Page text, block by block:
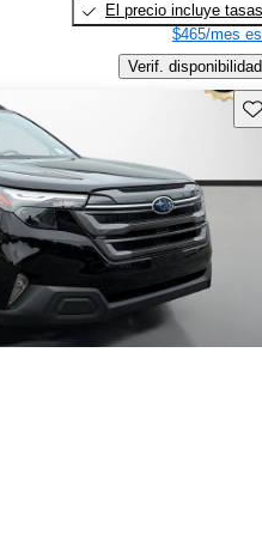
El precio incluye tasas
$465/mes
Verif. disponibilidad